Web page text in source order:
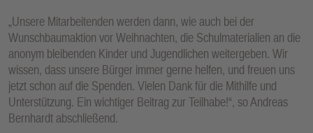
„Unsere Mitarbeitenden werden dann, wie auch bei der
Wunschbaumaktion vor Weihnachten, die Schulmaterialien an die
anonym bleibenden Kinder und Jugendlichen weitergeben. Wir
wissen, dass unsere Bürger immer gerne helfen, und freuen uns
jetzt schon auf die Spenden. Vielen Dank für die Mithilfe und
Unterstützung. Ein wichtiger Beitrag zur Teilhabe!“, so Andreas
Bernhardt abschließend.